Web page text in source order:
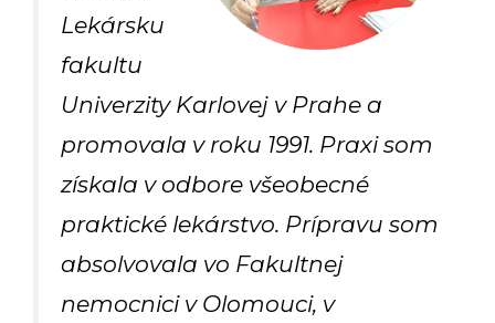
Lekársku
fakultu
Univerzity Karlovej v Prahe a
promovala v roku 1991. Praxi som
získala v odbore všeobecné
praktické lekárstvo. Prípravu som
absolvovala vo Fakultnej
nemocnici v Olomouci, v